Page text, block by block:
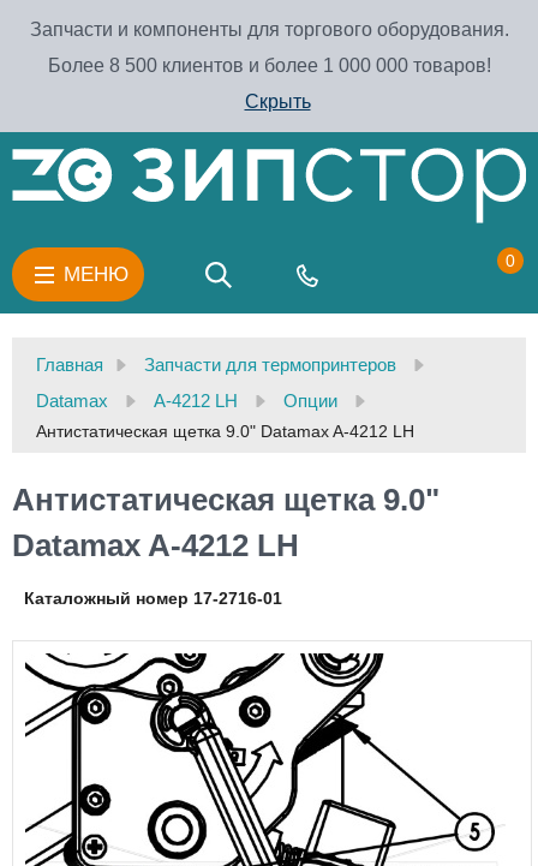
Запчасти и компоненты для торгового оборудования.
Более 8 500 клиентов и более 1 000 000 товаров!
Скрыть
МЕНЮ
0
Главная
Запчасти для термопринтеров
Datamax
A-4212 LH Опции
Антистатическая щетка 9.0" Datamax A-4212 LH
Антистатическая щетка 9.0"
Datamax A-4212 LH
Каталожный номер 17-2716-01